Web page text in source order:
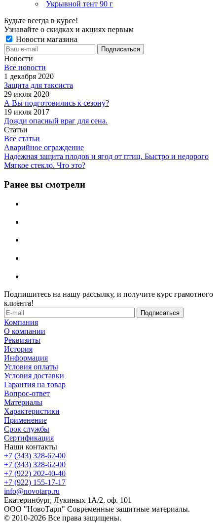
Укрывной тент 90 г
Будьте всегда в курсе!
Узнавайте о скидках и акциях первым
Новости магазина
Новости
Все новости
1 декабря 2020
Защита для таксиста
29 июля 2020
А Вы подготовились к сезону?
19 июля 2017
Дожди опасный враг для сена.
Статьи
Все статьи
Аварийное ограждение
Надежная защита плодов и ягод от птиц. Быстро и недорого
Мягкое стекло. Что это?
Ранее вы смотрели
Подпишитесь на нашу рассылку, и получите курс грамотного
клиента!
Компания
О компании
Реквизиты
История
Информация
Условия оплаты
Условия доставки
Гарантия на товар
Вопрос-ответ
Материалы
Характеристики
Применение
Срок службы
Сертификация
Наши контакты
+7 (343) 328-62-00
+7 (343) 328-62-00
+7 (922) 202-40-40
+7 (922) 155-17-17
info@novotarp.ru
Екатеринбург, Лукиных 1А/2, оф. 101
ООО "НовоТарп" Современные защитные материалы.
© 2010-2026 Все права защищены.